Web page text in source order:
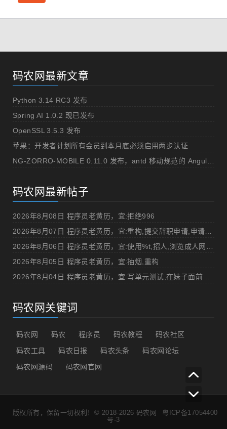
码农网最新文章
Python 3.14 RC3 发布
Spring AI 1.0.2 现已发布
OpenSSL 3.5.3 发布
苹果：开发者计划所有会员到本月底必须启用两步认证
码农网最新帖子
2026年8月08日 程序员老黄历，宜:拒绝996
2026年8月05日 程序员老黄历，宜:抽烟,重构
码农网关键词
码农网 码农 程序员 码农教程
码农社区
码农工具
码农日报 码农头条
码农网论坛
码农网源码
码农网官网
版权所有，保留一切权利！© 2018-2026 码农网
粤ICP备17054400
号-3